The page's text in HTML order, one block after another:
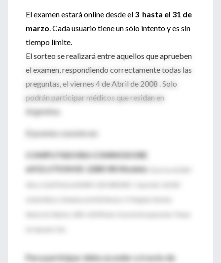
El examen estará online desde el 3 hasta el 31 de
marzo. Cada usuario tiene un sólo intento y es sin
tiempo límite.
El sorteo se realizará entre aquellos que aprueben
el examen, respondiendo correctamente todas las
preguntas, el viernes 4 de Abril de 2008 . Solo
podrán participar médicos que residan en
Argentina.
El premio consiste en:
COMPUTADORA COMMODORE
eVOLUTION KE-2280 VB Modelo:
Para participar debe acceder a través de